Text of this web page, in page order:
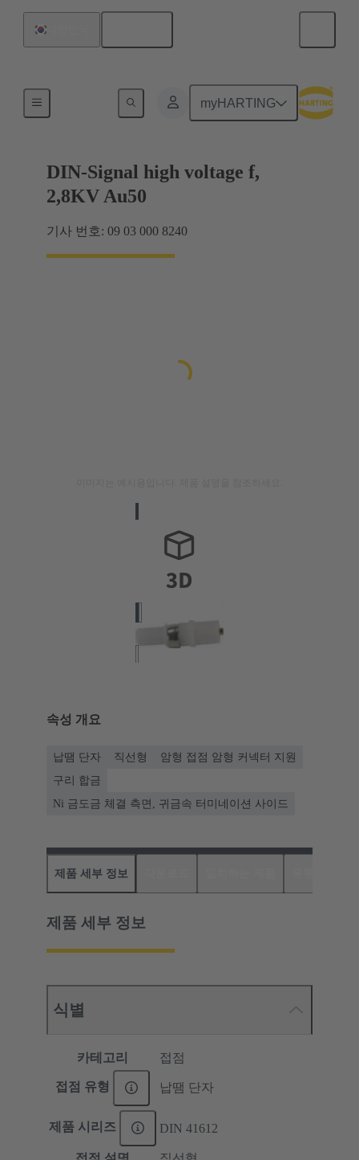
myHARTING
케이블 커넥터 및 케이블 어셈블리
DIN-Signal high voltage f,
2,8KV Au50
기사 번호: 09 03 000 8240
속성 개요
납땜 단자 직선형
암형 접점 암형 커넥터 지원
구리 합금
Ni 금도금 체결 측면, 귀금속 터미네이션 사이드
제품 세부 정보
제품 세부 정보
식별
카테고리 접점
접점 유형 납땜 단자
제품 시리즈 DIN 41612